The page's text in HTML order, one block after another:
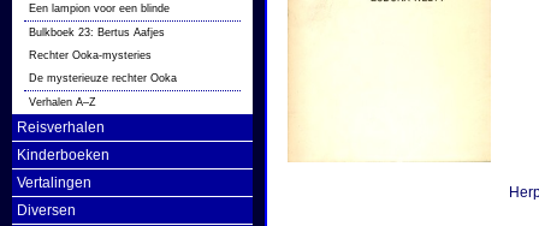
Een lampion voor een blinde
Bulkboek 23: Bertus Aafjes
Rechter Ooka-mysteries
De mysterieuze rechter Ooka
Verhalen A–Z
Reisverhalen
Kinderboeken
Vertalingen
Diversen